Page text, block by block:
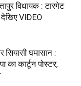
विधायक : टारगेट
देखिए VIDEO
सियासी घमासान :
का कार्टून पोस्टर,